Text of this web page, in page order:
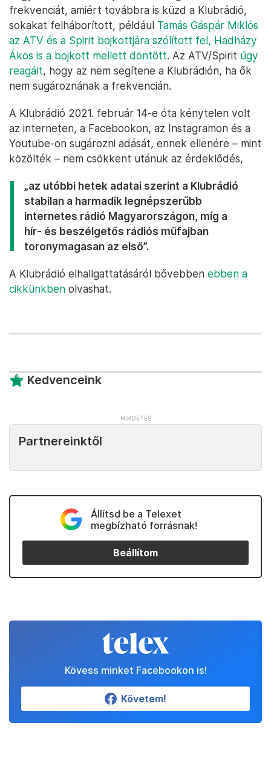
frekvenciát, amiért továbbra is küzd a Klubrádió,
sokakat felháborított, például Tamás Gáspár Miklós
az ATV és a Spirit bojkottjára szólított fel, Hadházy
Ákos is a bojkott mellett döntött. Az ATV/Spirit úgy
reagált, hogy az nem segítene a Klubrádión, ha ők
nem sugároznának a frekvencián.
A Klubrádió 2021. február 14-e óta kénytelen volt
az interneten, a Facebookon, az Instagramon és a
Youtube-on sugározni adását, ennek ellenére – mint
közölték – nem csökkent utánuk az érdeklődés,
„az utóbbi hetek adatai szerint a Klubrádió
stabilan a harmadik legnépszerűbb
internetes rádió Magyarországon, míg a
hír- és beszélgetős rádiós műfajban
toronymagasan az első”.
A Klubrádió elhallgattatásáról bővebben ebben a
cikkünkben olvashat.
Kedvenceink
Partnereinktől
Állítsd be a Telexet
megbízható forrásnak!
Beállítom
Kövess minket Facebookon is!
Követem!